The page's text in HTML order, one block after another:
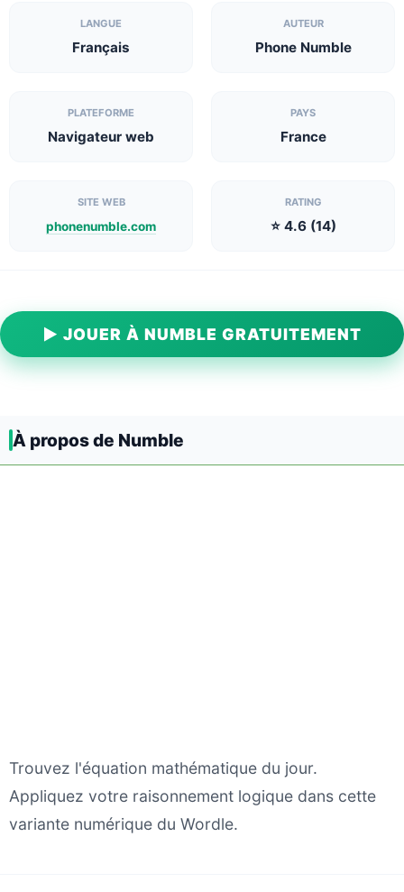
LANGUE
Français
AUTEUR
Phone Numble
PLATEFORME
Navigateur web
PAYS
France
SITE WEB
phonenumble.com
RATING
⭐ 4.6 (14)
▶ JOUER À NUMBLE GRATUITEMENT
À propos de Numble
Trouvez l'équation mathématique du jour.
Appliquez votre raisonnement logique dans cette
variante numérique du Wordle.